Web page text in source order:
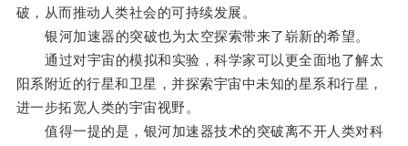
破，从而推动人类社会的可持续发展。
银河加速器的突破也为太空探索带来了崭新的希望。
通过对宇宙的模拟和实验，科学家可以更全面地了解太
阳系附近的行星和卫星，并探索宇宙中未知的星系和行星，
进一步拓宽人类的宇宙视野。
值得一提的是，银河加速器技术的突破离不开人类对科